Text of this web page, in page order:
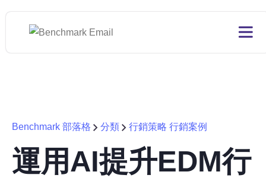
Benchmark 部落格 分類 行銷策略 行銷案例
運用AI提升EDM行